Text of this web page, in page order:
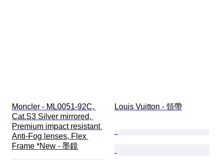
Moncler - ML0051-92C,
Cat.S3 Silver mirrored,
Premium impact resistant
Anti-Fog lenses, Flex
Frame *New - 墨鏡
Louis Vuitton - 領帶